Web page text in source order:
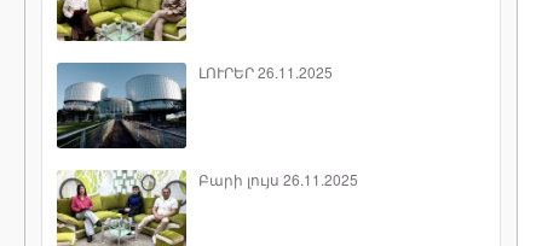
ԼՈՒՐԵՐ 26.11.2025
Բարի լույս 26.11.2025